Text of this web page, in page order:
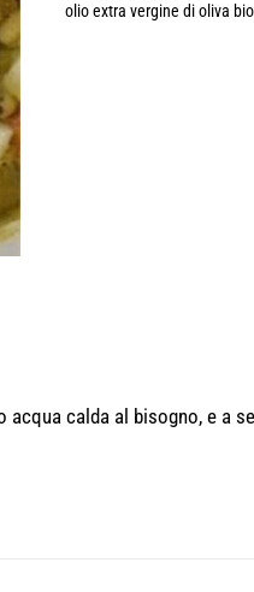
olio extra vergine di oliva
acqua calda al bisogno, e a